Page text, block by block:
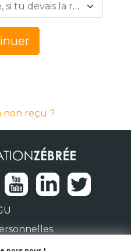
Ta situation actuelle, si tu devais la résumer en 1 mot… *
non reçu ?